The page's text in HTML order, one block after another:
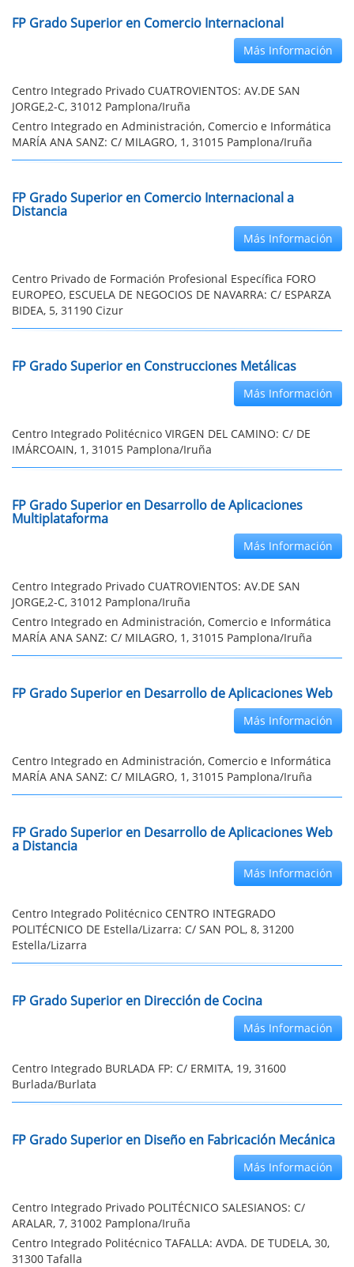
FP Grado Superior en Comercio Internacional
Más Información
Centro Integrado Privado CUATROVIENTOS: AV.DE SAN
JORGE,2-C, 31012 Pamplona/Iruña
Centro Integrado en Administración, Comercio e Informática
MARÍA ANA SANZ: C/ MILAGRO, 1, 31015 Pamplona/Iruña
FP Grado Superior en Comercio Internacional a
Distancia
Más Información
Centro Privado de Formación Profesional Específica FORO
EUROPEO, ESCUELA DE NEGOCIOS DE NAVARRA: C/ ESPARZA
BIDEA, 5, 31190 Cizur
FP Grado Superior en Construcciones Metálicas
Más Información
Centro Integrado Politécnico VIRGEN DEL CAMINO: C/ DE
IMÁRCOAIN, 1, 31015 Pamplona/Iruña
FP Grado Superior en Desarrollo de Aplicaciones
Multiplataforma
Más Información
Centro Integrado Privado CUATROVIENTOS: AV.DE SAN
JORGE,2-C, 31012 Pamplona/Iruña
Centro Integrado en Administración, Comercio e Informática
MARÍA ANA SANZ: C/ MILAGRO, 1, 31015 Pamplona/Iruña
FP Grado Superior en Desarrollo de Aplicaciones Web
Más Información
Centro Integrado en Administración, Comercio e Informática
MARÍA ANA SANZ: C/ MILAGRO, 1, 31015 Pamplona/Iruña
FP Grado Superior en Desarrollo de Aplicaciones Web
a Distancia
Más Información
Centro Integrado Politécnico CENTRO INTEGRADO
POLITÉCNICO DE Estella/Lizarra: C/ SAN POL, 8, 31200
Estella/Lizarra
FP Grado Superior en Dirección de Cocina
Más Información
Centro Integrado BURLADA FP: C/ ERMITA, 19, 31600
Burlada/Burlata
FP Grado Superior en Diseño en Fabricación Mecánica
Más Información
Centro Integrado Privado POLITÉCNICO SALESIANOS: C/
ARALAR, 7, 31002 Pamplona/Iruña
Centro Integrado Politécnico TAFALLA: AVDA. DE TUDELA, 30,
31300 Tafalla